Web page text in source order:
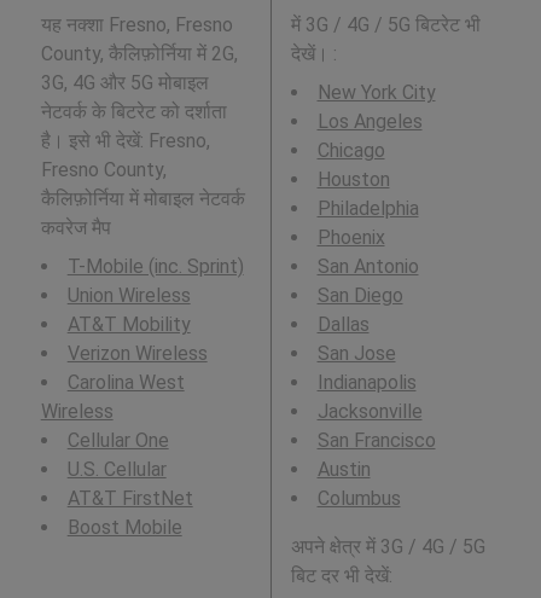
यह नक्शा Fresno, Fresno
County, कैलिफ़ोर्निया में 2G,
3G, 4G और 5G मोबाइल
नेटवर्क के बिटरेट को दर्शाता
है। इसे भी देखें: Fresno,
Fresno County,
कैलिफ़ोर्निया में मोबाइल नेटवर्क
कवरेज मैप
T-Mobile (inc. Sprint)
Union Wireless
AT&T Mobility
Verizon Wireless
Carolina West
Wireless
Cellular One
U.S. Cellular
AT&T FirstNet
Boost Mobile
में 3G / 4G / 5G बिटरेट भी
देखें। :
New York City
Los Angeles
Chicago
Houston
Philadelphia
Phoenix
San Antonio
San Diego
Dallas
San Jose
Indianapolis
Jacksonville
San Francisco
Austin
Columbus
अपने क्षेत्र में 3G / 4G / 5G
बिट दर भी देखें: